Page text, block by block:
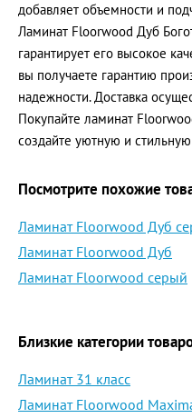
добавляет объемности и
Ламинат Floorwood Дуб
гарантирует его высокое
вы получаете гарантию
надежности. Доставка
Покупайте ламинат
создайте уютную и
Посмотрите похожие
Ламинат Floorwood Дуб
Ламинат Floorwood Дуб
Ламинат Floorwood серый
Близкие категории
Ламинат 31 класс
Ламинат Floorwood